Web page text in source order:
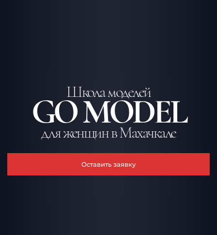
Школа моделей
GO MODEL
для женщин в Махачкале
Оставить заявку